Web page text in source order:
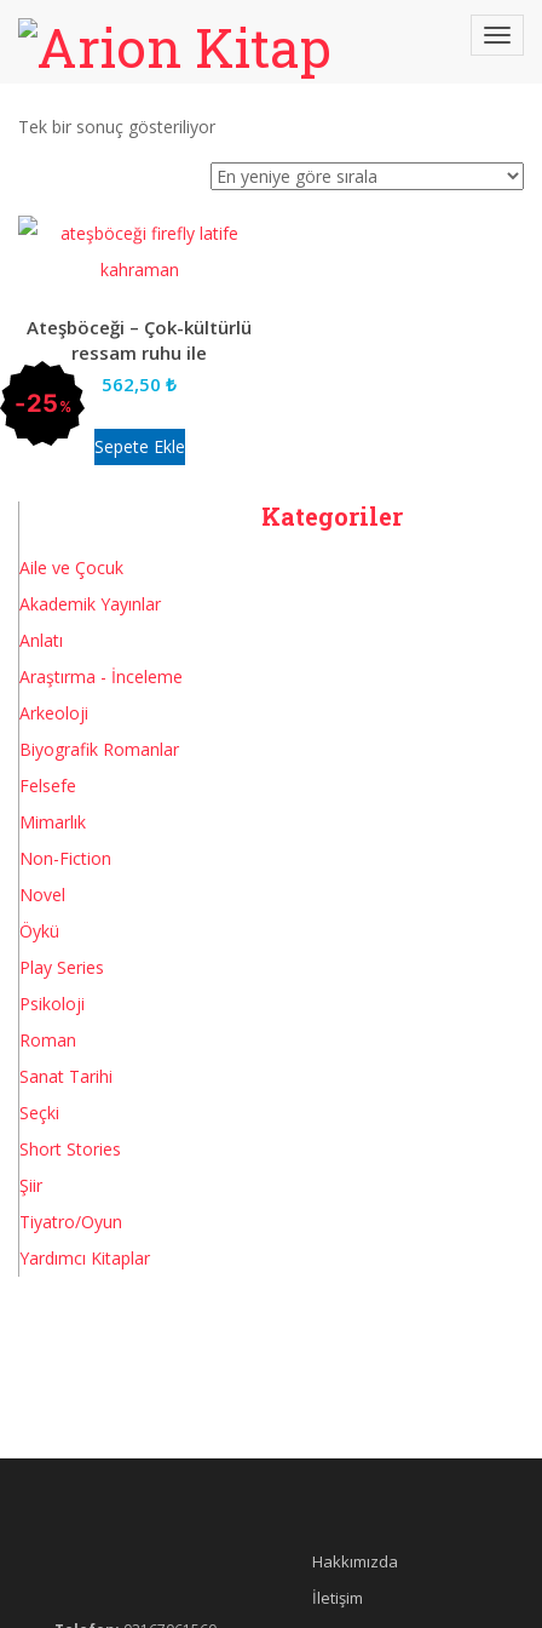
Tek bir sonuç gösteriliyor
25%
Ateşböceği – Çok-kültürlü
ressam ruhu ile
562,50₺
Sepete Ekle
Kategoriler
Aile ve Çocuk
Akademik Yayınlar
Anlatı
Araştırma - İnceleme
Arkeoloji
Biyografik Romanlar
Felsefe
Mimarlık
Non-Fiction
Novel
Öykü
Play Series
Psikoloji
Roman
Sanat Tarihi
Seçki
Short Stories
Şiir
Tiyatro/Oyun
Yardımcı Kitaplar
Hakkımızda
İletişim